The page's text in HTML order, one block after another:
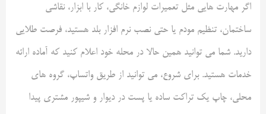
اگر مهارت هایی مثل تعمیرات لوازم خانگی، کار با ابزار، نقاشی
ساختمان، تنظیم مودم یا حتی نصب نرم افزار بلد هستید، فرصت طلایی
دارید. شما می توانید همین حالا در محله خود اعلام کنید که آماده ارائه
خدمات هستید. برای شروع، می توانید از طریق واتساپ، گروه های
محلی، چاپ یک تراکت ساده یا پست در دیوار و شیپور مشتری پیدا